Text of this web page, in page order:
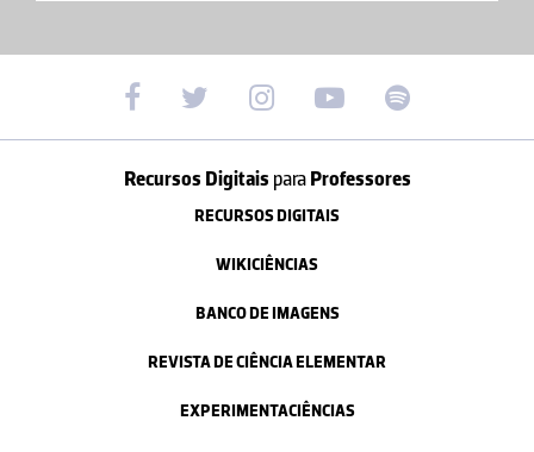
Recursos Digitais paraProfessores
RECURSOS DIGITAIS
WIKICIÊNCIAS
BANCO DE IMAGENS
REVISTA DE CIÊNCIA ELEMENTAR
EXPERIMENTACIÊNCIAS